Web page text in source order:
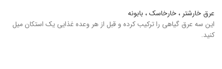
عرق خارشتر ، خارخاسک ، بابونه
این سه عرق گیاهی را ترکیب کرده و قبل از هر وعده غذایی یک استکان میل
کنید.